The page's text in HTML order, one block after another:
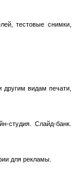
тестовые снимки,
видам печати,
студия. Слайд-банк.
для рекламы.